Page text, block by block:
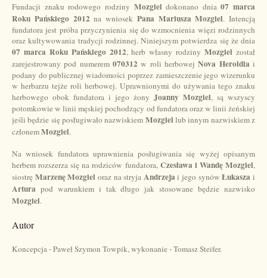
Fundacji znaku rodowego rodziny Mozgieldokonano dnia07 marca
Roku Pańskiego 2012na wniosek Pana Mariusza Mozgiel. Intencją
fundatora jest próba przyczynienia się do wzmocnienia więzi rodzinnych
oraz kultywowania tradycji rodzinnej. Niniejszym potwierdza się że dnia
07 marca Roku Pańskiego 2012, herb własny rodzinyMozgielzostał
zarejestrowany pod numerem 070312w roli herbowejNova Heroldiai
podany do publicznej wiadomości poprzez zamieszczenie jego wizerunku
w herbarzu tejże roli herbowej. Uprawnionymi do używania tego znaku
herbowego obok fundatora i jego żony Joanny Mozgiel, są wszyscy
potomkowie w linii męskiej pochodzący od fundatora oraz w linii żeńskiej
jeśli będzie się posługiwało nazwiskiem Mozgiellub innym nazwiskiem z
członemMozgiel.
Na wniosek fundatora uprawnienia posługiwania się wyżej opisanym
herbem rozszerza się na rodziców fundatora, Czesława i Wandę Mozgiel,
siostrę Marzenę Mozgiel oraz na stryja Andrzejai jego synówŁukaszai
Artura pod warunkiem i tak długo jak stosowane będzie nazwisko
Mozgiel.
Autor
Koncepcja - Paweł Szymon Towpik, wykonanie - Tomasz Steifer.